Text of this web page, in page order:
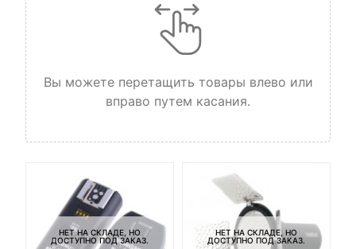
Вы можете перетащить товары влево или
вправо путем касания.
НЕТ НА СКЛАДЕ, НО
ДОСТУПНО ПОД ЗАКАЗ.
НЕТ НА СКЛАДЕ, НО
ДОСТУПНО ПОД ЗАКАЗ.